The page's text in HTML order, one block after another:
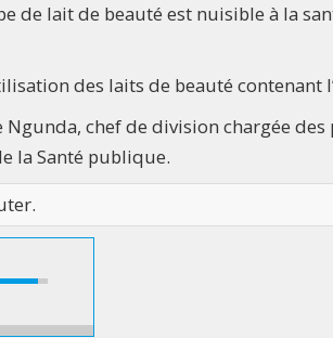
de lait de beauté est nuisible à la
des laits de beauté contenant
chef de division chargée
la Santé publique.